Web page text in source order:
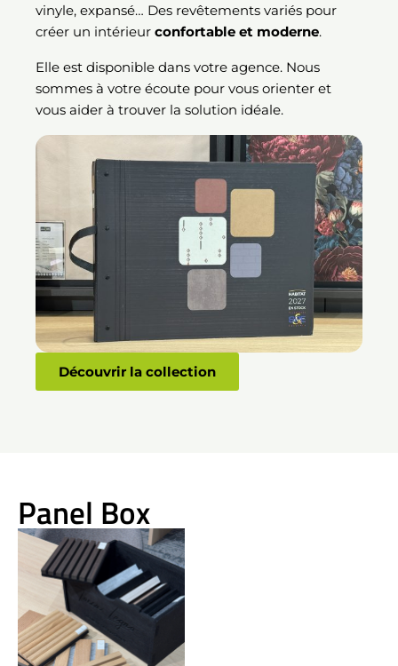
vinyle, expansé… Des revêtements variés pour
créer un intérieur confortable et moderne.
Elle est disponible dans votre agence. Nous
sommes à votre écoute pour vous orienter et
vous aider à trouver la solution idéale.
Découvrir la collection
Panel Box